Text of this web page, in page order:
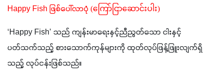
Happy Fish ဖြစ်ပေါ်လာပုံ (ကြော်ငြာဆောင်းပါး)
‘Happy Fish’ သည် ကျန်းမာရေးနှင့်ညီညွတ်သော ငါးနှင့်
ပတ်သက်သည့် စားသောက်ကုန်များကို ထုတ်လုပ်ဖြန့်ဖြူးလျက်ရှိ
သည့် လုပ်ငန်းဖြစ်သည်။